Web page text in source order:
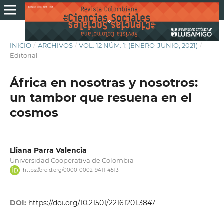
INICIO / ARCHIVOS / VOL. 12 NÚM. 1: (ENERO-JUNIO, 2021) /
Editorial
África en nosotras y nosotros:
un tambor que resuena en el
cosmos
Lliana Parra Valencia
Universidad Cooperativa de Colombia
https://orcid.org/0000-0002-9411-4513
DOI: https://doi.org/10.21501/22161201.3847